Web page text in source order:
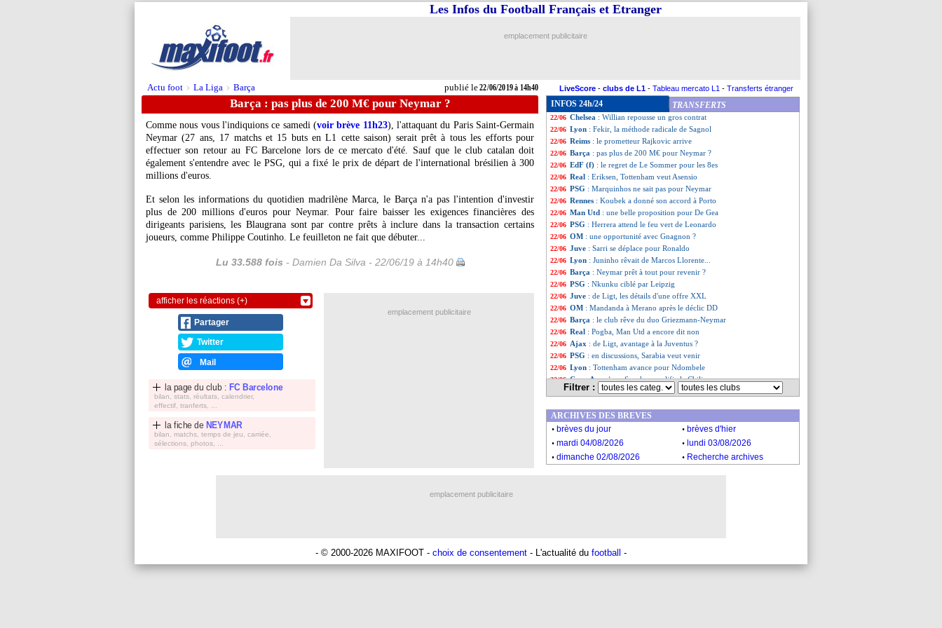
Actu foot > La Liga > Barça publié le22/06/2019 à 14h40
Les Infos du Football Français et Etranger
emplacement publicitaire
LiveScore - clubs de L1 - Tableau mercato L1 - Transferts étranger
Barça : pas plus de 200 M€ pour Neymar ?
Comme nous vous l'indiquions ce samedi (voir brève 11h23), l'attaquant du Paris Saint-Germain
Neymar (27 ans, 17 matchs et 15 buts en L1 cette saison) serait prêt à tous les efforts pour
effectuer son retour au FC Barcelone lors de ce mercato d'été. Sauf que le club catalan doit
également s'entendre avec le PSG, qui a fixé le prix de départ de l'international brésilien à 300
millions d'euros.
Et selon les informations du quotidien madrilène Marca, le Barça n'a pas l'intention d'investir
plus de 200 millions d'euros pour Neymar. Pour faire baisser les exigences financières des
dirigeants parisiens, les Blaugrana sont par contre prêts à inclure dans la transaction certains
joueurs, comme Philippe Coutinho. Le feuilleton ne fait que débuter...
Lu 33.588 fois - Damien Da Silva - 22/06/19 à 14h40
afficher les réactions (+)
Partager
Twitter
Mail
la page du club : FC Barcelone
bilan, stats, réultats, calendrier,
effectif, tranferts, ...
la fiche de NEYMAR
bilan, matchs, temps de jeu, carriée,
sélections, photos, ...
INFOS 24h/24 TRANSFERTS
22/06 CAN: l'Ouganda surprend la RD Congo
22/06 Reims
22/06 Lyon: Dembélé a déjà tranché pour son avenir
22/06 Sampdoria : Di Francesco nommé coach (off.)
22/06 Chelsea : Willian repousse un gros contrat
22/06 Lyon : Fekir, la méthode radicale de Sagnol
22/06 Reims : le prometteur Rajkovic arrive
22/06 Barça : pas plus de 200 M€ pour Neymar ?
22/06 EdF (f) : le regret de Le Sommer pour les 8es
22/06 Real : Eriksen, Tottenham veut Asensio
22/06 PSG : Marquinhos ne sait pas pour Neymar
22/06 Rennes : Koubek a donné son accord à Porto
22/06 Man Utd : une belle proposition pour De Gea
22/06 PSG : Herrera attend le feu vert de Leonardo
22/06 OM : une opportunité avec Gnagnon ?
22/06 Juve : Sarri se déplace pour Ronaldo
22/06 Lyon : Juninho rêvait de Marcos Llorente...
22/06 Barça : Neymar prêt à tout pour revenir ?
22/06 PSG : Nkunku ciblé par Leipzig
22/06 Juve : de Ligt, les détails d'une offre XXL
22/06 OM : Mandanda à Merano après le déclic DD
22/06 Barça : le club rêve du duo Griezmann-Neymar
22/06 Real : Pogba, Man Utd a encore dit non
22/06 Ajax : de Ligt, avantage à la Juventus ?
22/06 PSG : en discussions, Sarabia veut venir
22/06 Lyon : Tottenham avance pour Ndombele
22/06 Copa America: Sanchez qualifie le Chili
22/06 PSG: Leonardo enflamme la rumeur Sarabia
... Liste des brèves du jeu. 20 juin 2019
Filtrer :
emplacement publicitaire
ARCHIVES DES BREVES
. brèves du jour . brèves d'hier
. mardi 04/08/2026 . lundi 03/08/2026
. dimanche 02/08/2026 . Recherche archives
emplacement publicitaire
- © 2000-2026 MAXIFOOT - choix de consentement - L'actualité du football -